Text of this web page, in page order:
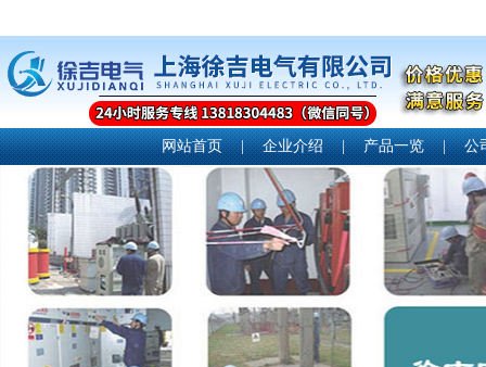
网站首页 | 企业介绍 | 产品一览 | 公